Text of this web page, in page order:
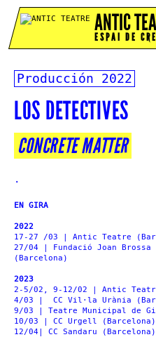
ANTIC
ESPAI DE
Producción 2022
LOS DETECTIVES
CONCRETE MATTER
.
EN GIRA
2022
17-27 /03 | Antic Teatre
27/04 | Fundació Joan
(Barcelona)
2023
2-5/02, 9-12/02 | Antic
4/03 | CC Vil·la Urània
9/03 | Teatre Municipal de
10/03 | CC Urgell (Barcelona)
12/04| CC Sandaru (Barcelona)